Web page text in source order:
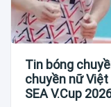
Tin bóng
chuyền nữ
SEA V.Cup